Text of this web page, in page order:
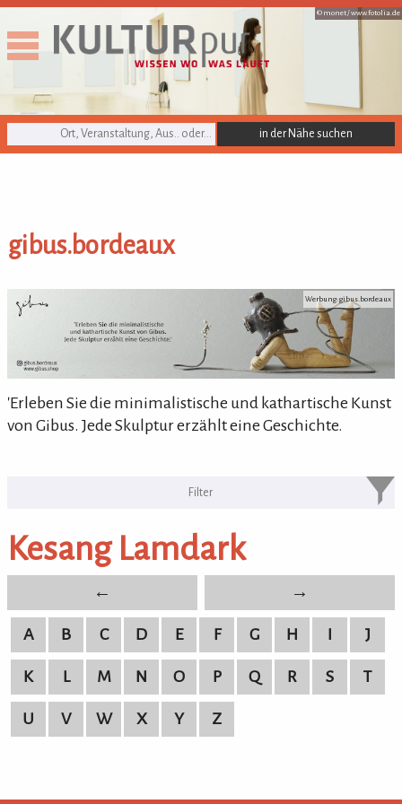
© monet /www.fotolia.de
KULTURpur Suche
gibus.bordeaux
gibus.bordeaux Werbung: gibus.bordeaux
'Erleben Sie die minimalistische und kathartische Kunst
von Gibus. Jede Skulptur erzählt eine Geschichte.
KULTURpur Bildende Künstler von
Kesang Lamdark
bildende Künstler von A-Z
← →
A B C D E F G H I J
K L M N O P Q R S T
U V W X Y Z